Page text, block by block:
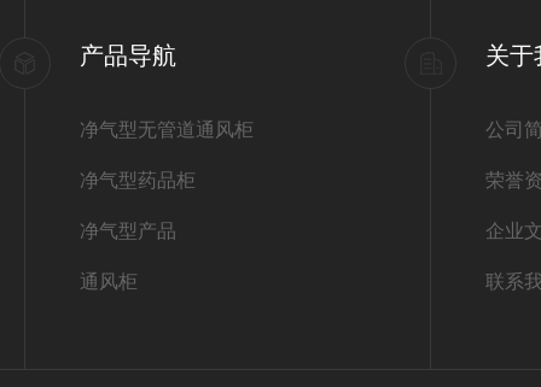
产品导航
净气型无管道通风柜
净气型药品柜
净气型产品
通风柜
关于
公司
荣誉
企业
联系